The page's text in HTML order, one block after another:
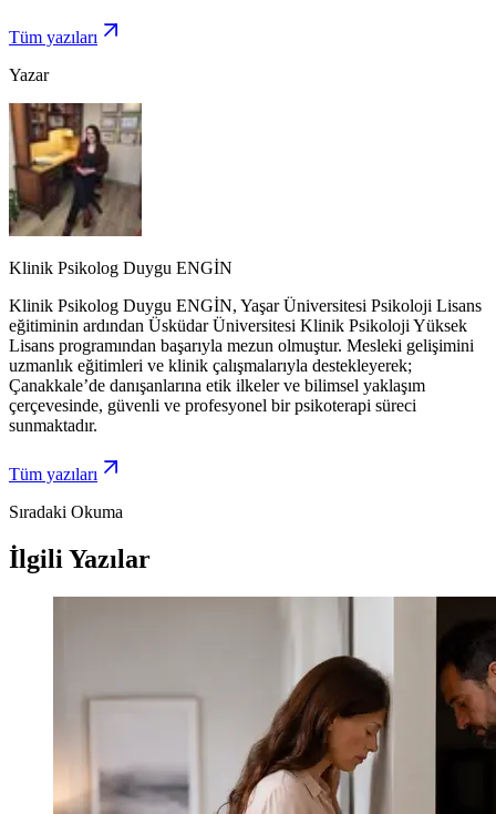
Tüm yazıları
Yazar
Klinik Psikolog Duygu ENGİN
Klinik Psikolog Duygu ENGİN, Yaşar Üniversitesi Psikoloji Lisans
eğitiminin ardından Üsküdar Üniversitesi Klinik Psikoloji Yüksek
Lisans programından başarıyla mezun olmuştur. Mesleki gelişimini
uzmanlık eğitimleri ve klinik çalışmalarıyla destekleyerek;
Çanakkale’de danışanlarına etik ilkeler ve bilimsel yaklaşım
çerçevesinde, güvenli ve profesyonel bir psikoterapi süreci
sunmaktadır.
Tüm yazıları
Sıradaki Okuma
İlgili Yazılar